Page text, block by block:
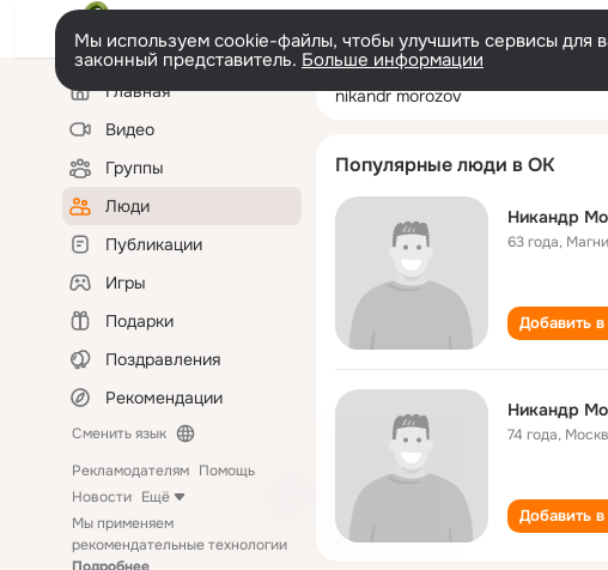
Мы используем cookie-файлы, чтобы улучшить сервисы для
законный представитель. Больше информации
Левая
колонкаГлавная
Видео
Группы
Люди
Публикации
Игры
Подарки
Поздравления
Рекомендации
Сменить язык
Рекламодателям Помощь
Новости Ещё
Мы применяем
рекомендательные технологии
nikandr morozov
Популярные люди в ОК
Никандр
63 года,
Добавить
Никандр
74 года,
Добавить